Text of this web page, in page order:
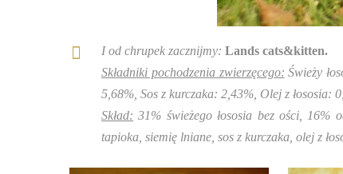
I od chrupek zacznijmy: Lands cats&kitten.
Składniki pochodzenia zwierzęcego: Świeży
5,68%, Sos z kurczaka: 2,43%, Olej z łososia:
Skład: 31% świeżego łososia bez ości, 16%
tapioka, siemię lniane, sos z kurczaka, olej z